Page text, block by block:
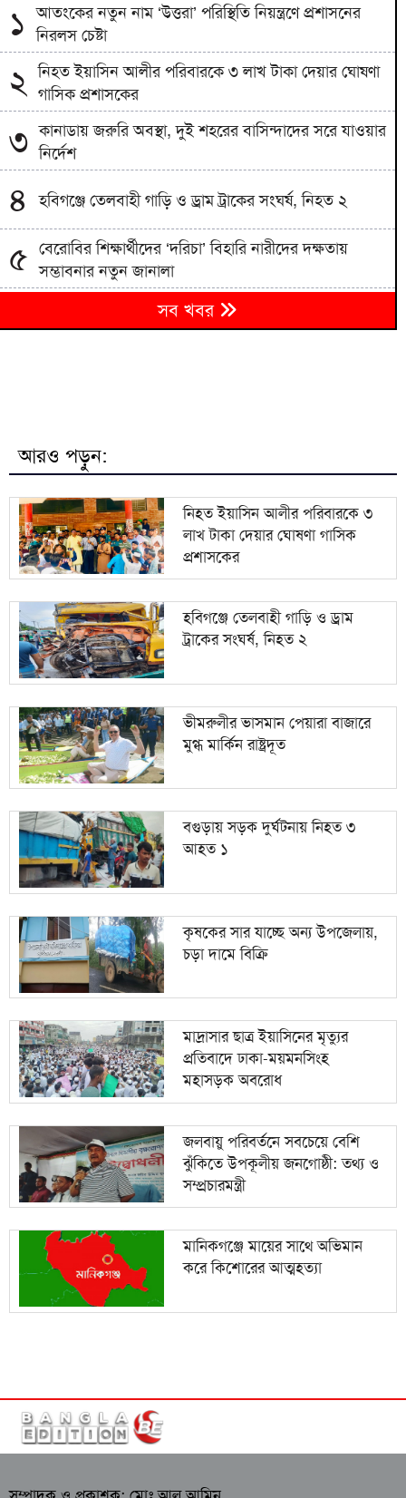
১ আতংকের নতুন নাম ‘উত্তরা’ পরিস্থিতি নিয়ন্ত্রণে প্রশাসনের
নিরলস চেষ্টা
২
নিহত ইয়াসিন আলীর পরিবারকে ৩ লাখ টাকা দেয়ার ঘোষণা
গাসিক প্রশাসকের
৩ কানাডায় জরুরি অবস্থা, দুই শহরের বাসিন্দাদের সরে যাওয়ার
নির্দেশ
৪ হবিগঞ্জে তেলবাহী গাড়ি ও ড্রাম ট্রাকের সংঘর্ষ, নিহত ২
৫ বেরোবির শিক্ষার্থীদের ‘দরিচা’ বিহারি নারীদের দক্ষতায়
সম্ভাবনার নতুন জানালা
জুলাই স্মৃতি জাদুঘর যা আছে আর যা নেই
৯ বাংলাদেশি সন্দেহে ভারতে কয়েকশ শ্রমিক আটক
১০ দুই দেশের বৈঠক হলে অনেক সমস্যার সমাধান হবে:
ভারতীয় হাইকমিশনার
সব খবর
আরও পড়ুন:
নিহত ইয়াসিন আলীর পরিবারকে ৩
লাখ টাকা দেয়ার ঘোষণা গাসিক
প্রশাসকের
হবিগঞ্জে তেলবাহী গাড়ি ও ড্রাম
ট্রাকের সংঘর্ষ, নিহত ২
ভীমরুলীর ভাসমান পেয়ারা বাজারে
মুগ্ধ মার্কিন রাষ্ট্রদূত
বগুড়ায় সড়ক দুর্ঘটনায় নিহত ৩
আহত ১
কৃষকের সার যাচ্ছে অন্য উপজেলায়,
চড়া দামে বিক্রি
মাদ্রাসার ছাত্র ইয়াসিনের মৃত্যুর
প্রতিবাদে ঢাকা-ময়মনসিংহ
মহাসড়ক অবরোধ
জলবায়ু পরিবর্তনে সবচেয়ে বেশি
ঝুঁকিতে উপকূলীয় জনগোষ্ঠী: তথ্য ও
সম্প্রচারমন্ত্রী
মানিকগঞ্জে মায়ের সাথে অভিমান
করে কিশোরের আত্মহত্যা